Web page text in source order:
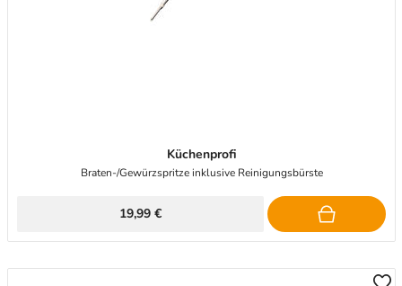
Küchenprofi
Braten-/Gewürzspritze inklusive Reinigungsbürste
19,99 €